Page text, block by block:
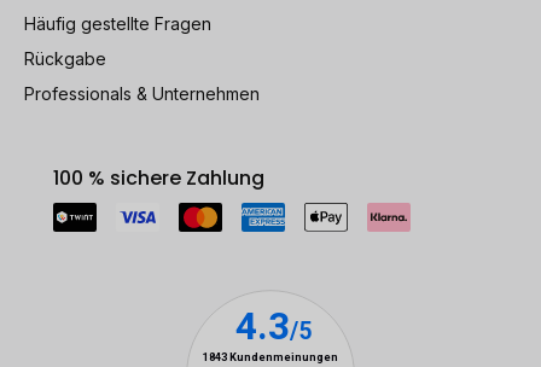
Häufig gestellte Fragen
Rückgabe
Professionals & Unternehmen
100 % sichere Zahlung